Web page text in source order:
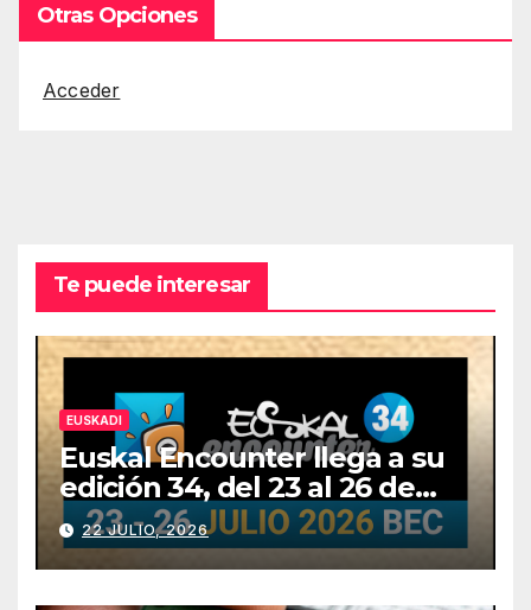
Otras Opciones
Acceder
Te puede interesar
EUSKADI
Euskal Encounter llega a su
edición 34, del 23 al 26 de
julio
22 JULIO, 2026